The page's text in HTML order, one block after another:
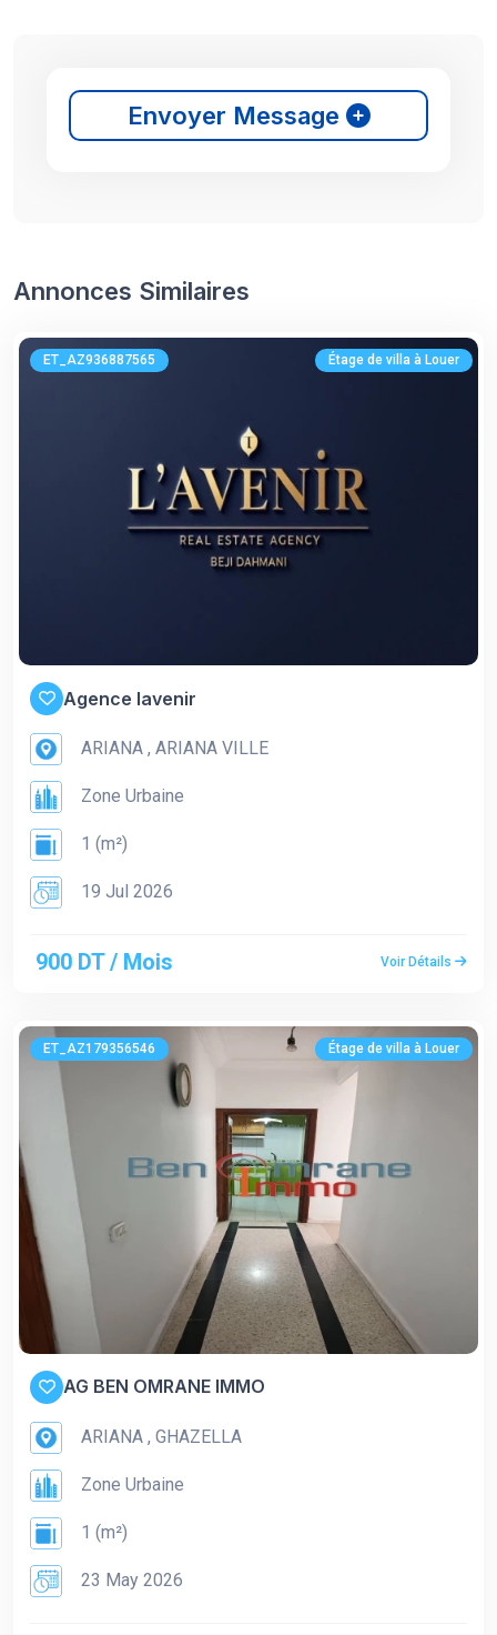
Envoyer Message
Annonces Similaires
ET_AZ936887565 Étage de villa à Louer
Agence lavenir
ARIANA , ARIANA VILLE
Zone Urbaine
1 (m²)
19 Jul 2026
900 DT / Mois Voir Détails
ET_AZ179356546 Étage de villa à Louer
AG BEN OMRANE IMMO
ARIANA , GHAZELLA
Zone Urbaine
1 (m²)
23 May 2026